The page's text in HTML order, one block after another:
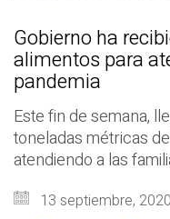
Gobierno ha
alimentos para
pandemia
Este fin de semana,
toneladas métricas
atendiendo a las
13 septiembre, 2020